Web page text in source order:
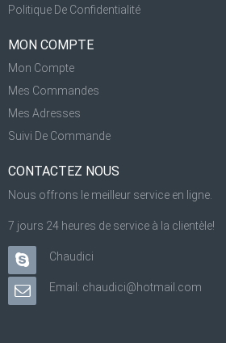
Politique De Confidentialité
MON COMPTE
Mon Compte
Mes Commandes
Mes Adresses
Suivi De Commande
CONTACTEZ NOUS
Nous offrons le meilleur service en ligne.
7 jours 24 heures de service à la clientèle!
Chaudici
Email: chaudici@hotmail.com